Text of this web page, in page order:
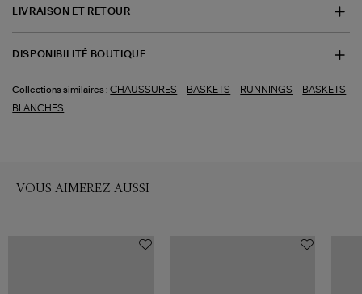
LIVRAISON ET RETOUR
DISPONIBILITÉ BOUTIQUE
Collections similaires : CHAUSSURES - BASKETS - RUNNINGS - BASKETS
BLANCHES
VOUS AIMEREZ AUSSI